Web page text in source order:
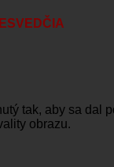
tak, aby sa dal
obrazu.